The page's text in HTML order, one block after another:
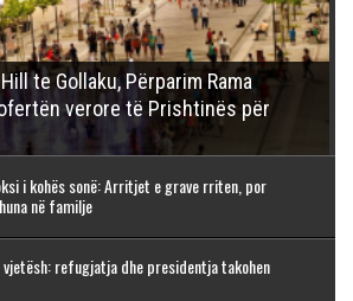
te Gollaku, Përparim Rama
verore të Prishtinës për
i kohës sonë: Arritjet e grave rriten, por
në familje
vjetësh: refugjatja dhe presidentja takohen